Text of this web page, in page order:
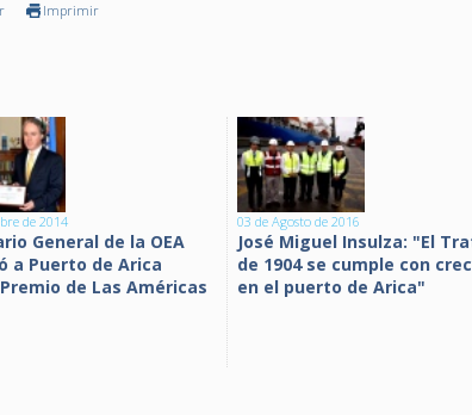
Imprimir
de 2014
General de la OEA
a Puerto de Arica
de Las Américas
03 de Agosto de 2016
José Miguel Insulza: "El
de 1904 se cumple con
en el puerto de Arica"